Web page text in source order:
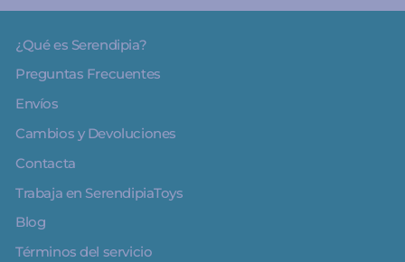
¿Qué es Serendipia?
Preguntas Frecuentes
Envíos
Cambios y Devoluciones
Contacta
Trabaja en SerendipiaToys
Blog
Términos del servicio